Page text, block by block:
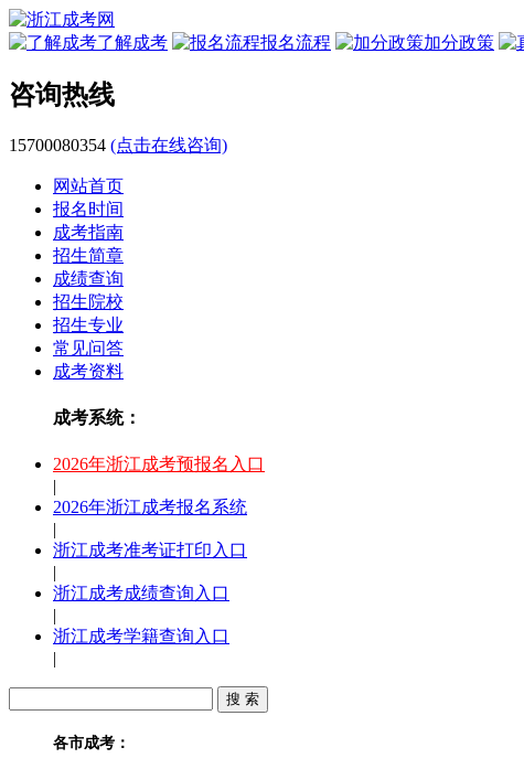
了解成考 报名流程 加分政策
咨询热线
15700080354 (点击在线咨询)
网站首页
报名时间
成考指南
招生简章
成绩查询
招生院校
招生专业
常见问答
成考资料
成考系统：
2026年浙江成考预报名入口
|
2026年浙江成考报名系统
|
浙江成考准考证打印入口
|
浙江成考成绩查询入口
|
浙江成考学籍查询入口
|
各市成考：